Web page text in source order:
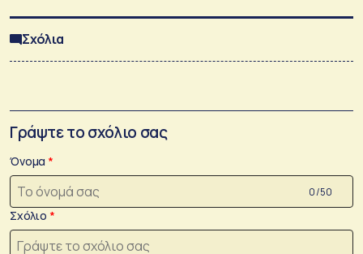
Σχόλια
Γράψτε το σχόλιο σας
Όνομα
0 /50
Σχόλιο